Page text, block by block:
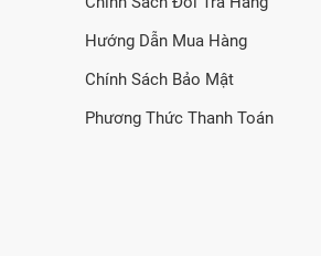
Hướng Dẫn Mua Hàng
Chính Sách Bảo Mật
Phương Thức Thanh Toán